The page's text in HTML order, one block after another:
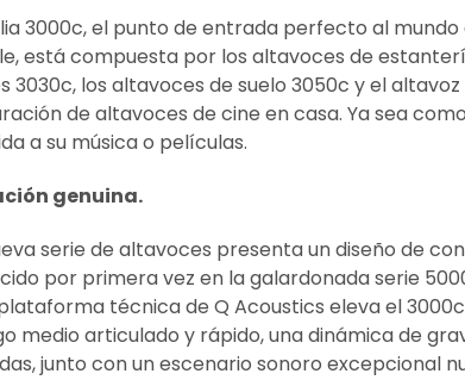
3000c, el punto de entrada perfecto al
está compuesta por los altavoces de
3030c, los altavoces de suelo 3050c y el
de altavoces de cine en casa. Ya sea
a su música o películas.
genuina.
serie de altavoces presenta un diseño de
por primera vez en la galardonada serie
técnica de Q Acoustics eleva el
medio articulado y rápido, una dinámica de
junto con un escenario sonoro excepcional